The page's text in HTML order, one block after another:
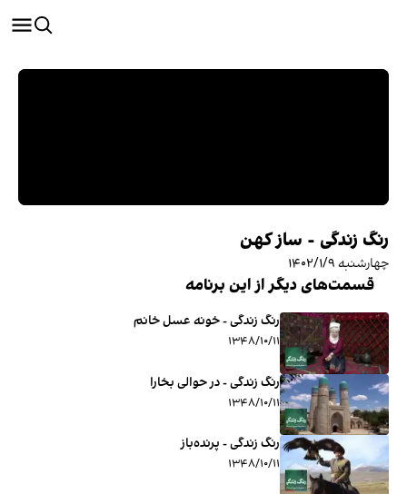
رنگ زندگی - ساز کهن
چهارشنبه ۱۴۰۲/۱/۹
قسمت‌های دیگر از این برنامه
رنگ زندگی - خونه عسل خانم
۱۳۴۸/۱۰/۱۱
رنگ زندگی - در حوالی بخارا
۱۳۴۸/۱۰/۱۱
رنگ زندگی - پرنده‌باز
۱۳۴۸/۱۰/۱۱